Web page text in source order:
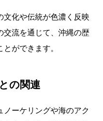
文化や伝統が色濃く反映
交流を通じて、沖縄の歴
ができます。
の関連
ノーケリングや海のアク